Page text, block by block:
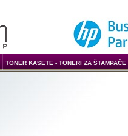
TONER KASETE - TONERI ZA